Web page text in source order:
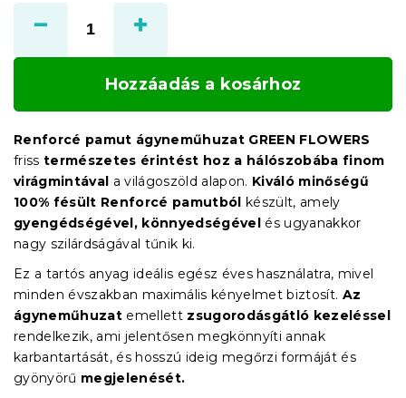
Hozzáadás a kosárhoz
Renforcé pamut ágyneműhuzat GREEN FLOWERS
friss természetes érintést hoz a hálószobába finom
virágmintával a világoszöld alapon. Kiváló minőségű
100% fésült Renforcé pamutból készült, amely
gyengédségével, könnyedségével és ugyanakkor
nagy szilárdságával tűnik ki.
Ez a tartós anyag ideális egész éves használatra, mivel
minden évszakban maximális kényelmet biztosít. Az
ágyneműhuzat emellett zsugorodásgátló kezeléssel
rendelkezik, ami jelentősen megkönnyíti annak
karbantartását, és hosszú ideig megőrzi formáját és
gyönyörű megjelenését.